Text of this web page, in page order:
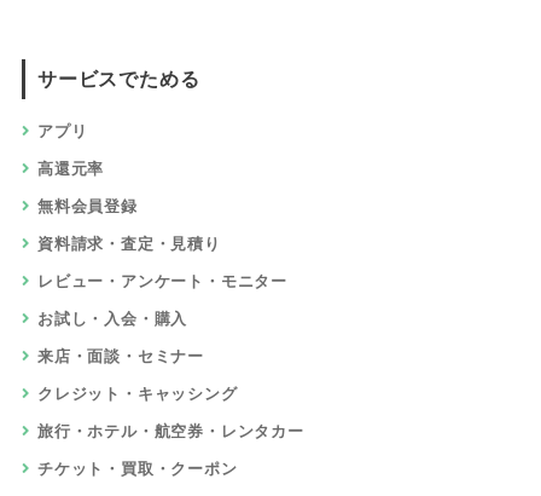
サービスでためる
アプリ
高還元率
無料会員登録
資料請求・査定・見積り
レビュー・アンケート・モニター
お試し・入会・購入
来店・面談・セミナー
クレジット・キャッシング
旅行・ホテル・航空券・レンタカー
チケット・買取・クーポン